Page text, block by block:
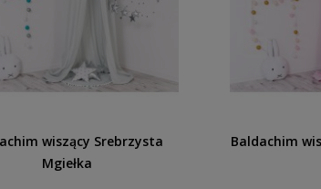
wiszący Srebrzysta
Mgiełka
Baldachim